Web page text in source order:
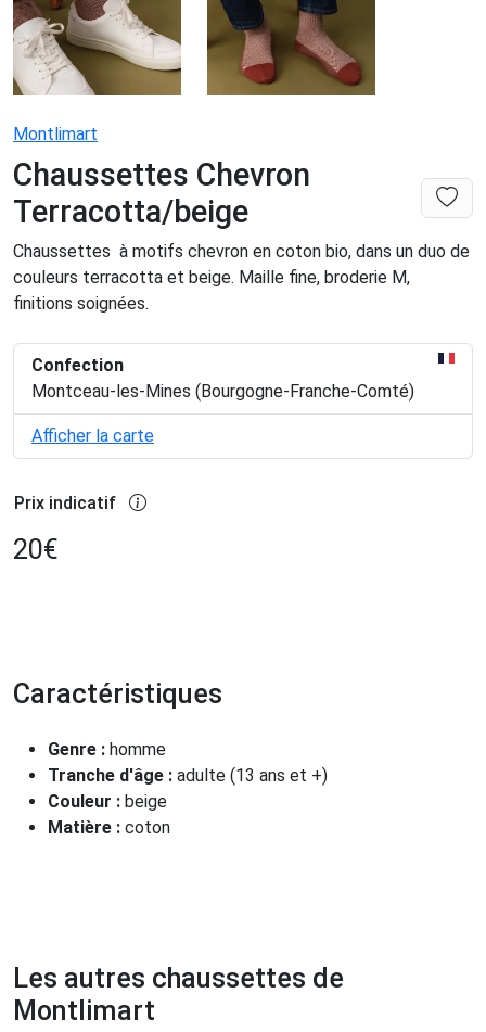
Montlimart
Chaussettes Chevron
Terracotta/beige
Chaussettes à motifs chevron en coton bio, dans un duo de
couleurs terracotta et beige. Maille fine, broderie M,
finitions soignées.
Confection
Montceau-les-Mines (Bourgogne-Franche-Comté)
Afficher la carte
Prix indicatif
20€
Caractéristiques
Genre : homme
Tranche d'âge : adulte (13 ans et +)
Couleur : beige
Matière : coton
Les autres chaussettes de
Montlimart